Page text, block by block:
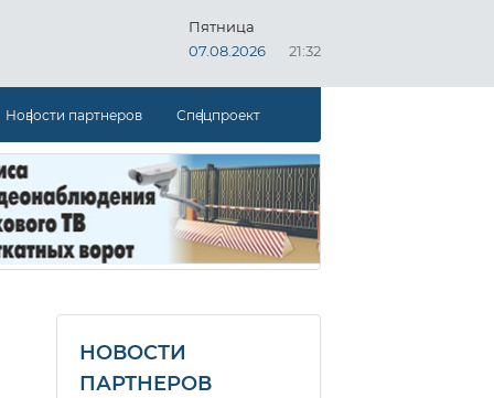
Пятница
07.08.2026
21:32
Новости партнеров Спецпроект
НОВОСТИ
ПАРТНЕРОВ